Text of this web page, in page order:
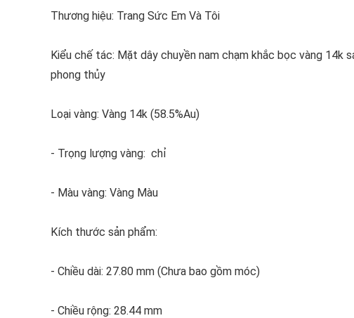
Thương hiệu: Trang Sức Em Và Tôi
Kiểu chế tác: Mặt dây chuyền nam chạm khắc bọc vàng
phong thủy
Loại vàng: Vàng 14k (58.5%Au)
- Trọng lượng vàng: chỉ
- Màu vàng: Vàng Màu
Kích thước sản phẩm:
- Chiều dài: 27.80 mm (Chưa bao gồm móc)
- Chiều rộng: 28.44 mm